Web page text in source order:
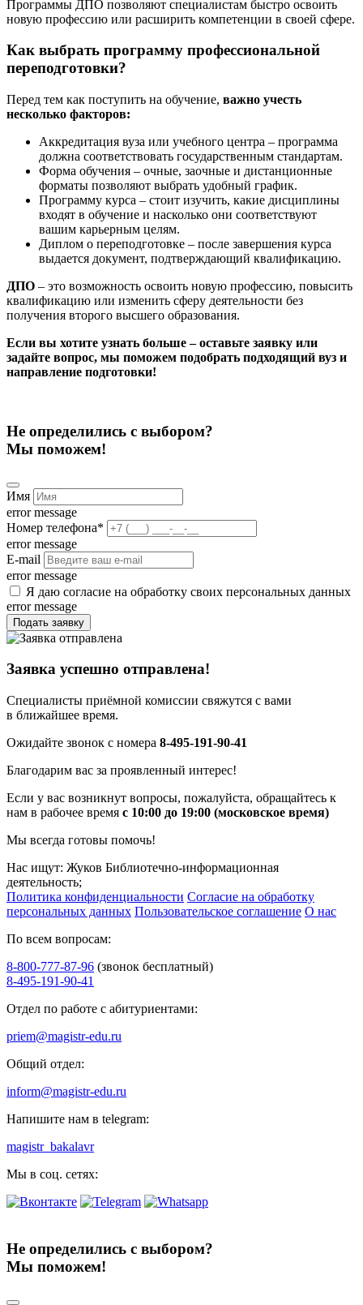
Программы ДПО позволяют специалистам быстро освоить
новую профессию или расширить компетенции в своей сфере.
Как выбрать программу профессиональной
переподготовки?
Перед тем как поступить на обучение, важно учесть
несколько факторов:
Аккредитация вуза или учебного центра – программа
должна соответствовать государственным стандартам.
Форма обучения – очные, заочные и дистанционные
форматы позволяют выбрать удобный график.
Программу курса – стоит изучить, какие дисциплины
входят в обучение и насколько они соответствуют
вашим карьерным целям.
Диплом о переподготовке – после завершения курса
выдается документ, подтверждающий квалификацию.
ДПО – это возможность освоить новую профессию, повысить
квалификацию или изменить сферу деятельности без
получения второго высшего образования.
Если вы хотите узнать больше – оставьте заявку или
задайте вопрос, мы поможем подобрать подходящий вуз и
направление подготовки!
Не определились с выбором?
Мы поможем!
Имя
error message
Номер телефона*
error message
E-mail
error message
Я даю согласие на обработку своих персональных данных
error message
Подать заявку
Заявка успешно отправлена!
Специалисты приёмной комиссии свяжутся с вами
в ближайшее время.
Ожидайте звонок с номера 8-495-191-90-41
Благодарим вас за проявленный интерес!
Если у вас возникнут вопросы, пожалуйста, обращайтесь к
нам в рабочее время с 10:00 до 19:00 (московское время)
Мы всегда готовы помочь!
Нас ищут: Жуков Библиотечно-информационная
деятельность;
Политика конфиденциальности Согласие на обработку
персональных данных Пользовательское соглашение О нас
По всем вопросам:
8-800-777-87-96 (звонок бесплатный)
8-495-191-90-41
Отдел по работе с абитуриентами:
priem@magistr-edu.ru
Общий отдел:
inform@magistr-edu.ru
Напишите нам в telegram:
magistr_bakalavr
Мы в соц. сетях:
Не определились с выбором?
Мы поможем!